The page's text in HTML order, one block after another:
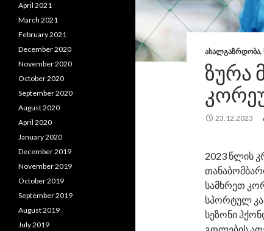
ᲐᲮᲐᲚᲒᲐᲖᲠᲓᲝᲑᲐ,
ᲖᲣᲠᲐ
23.12.2023
2023 წლის
სამხრეთ
სპორტულ
სეზონი
April 2021
March 2021
February 2021
December 2020
November 2020
October 2020
September 2020
August 2020
April 2020
January 2020
December 2019
November 2019
October 2019
September 2019
August 2019
July 2019